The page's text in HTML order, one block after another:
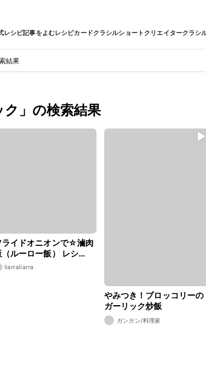
レシピ記事をよむレシピカードクラシルショートクリエイタークラシ
結果
ク」の検索結果
ライドオニオンで☆滷肉
（ルーロー飯） レシ
作り方
liarraliarra
やみつき！ブロッコリーの
ガーリック炒飯
ガンガン/料理家